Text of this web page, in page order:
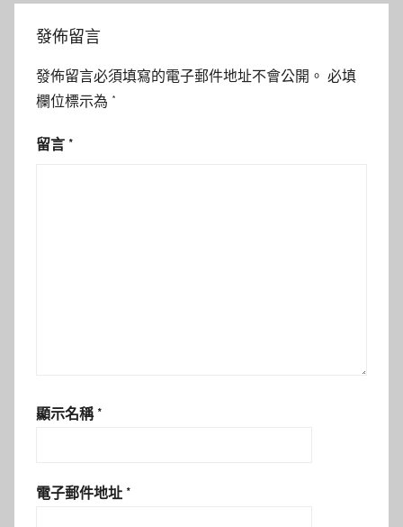
發佈留言
發佈留言必須填寫的電子郵件地址不會公開。 必填
欄位標示為 *
留言 *
顯示名稱 *
電子郵件地址 *